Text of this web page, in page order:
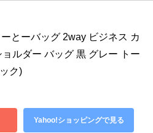
とーバッグ 2way ビジネス カ
ルダー バッグ 黒 グレー トー
ク)
Yahoo!ショッピングで見る